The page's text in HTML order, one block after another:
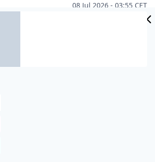
08 Jul 2026 - 03:55 CET